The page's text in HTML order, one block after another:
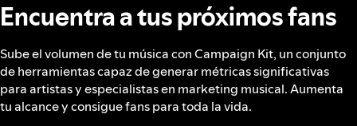
Encuentra a tus próximos fans
Sube el volumen de tu música con Campaign Kit, un conjunto
de herramientas capaz de generar métricas significativas
para artistas y especialistas en marketing musical. Aumenta
tu alcance y consigue fans para toda la vida.